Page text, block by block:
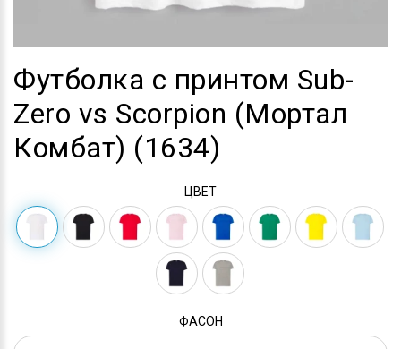
Футболка с принтом Sub-
Zero vs Scorpion (Мортал
Комбат) (1634)
ЦВЕТ
ФАСОН